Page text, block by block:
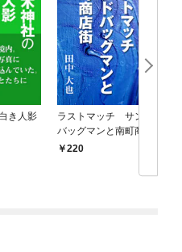
き人影
ラストマッチ サンド
バッグマンと南町商店
街220